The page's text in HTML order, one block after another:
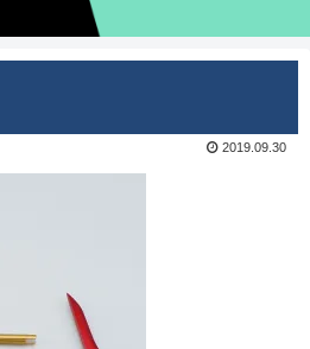
2019.09.30